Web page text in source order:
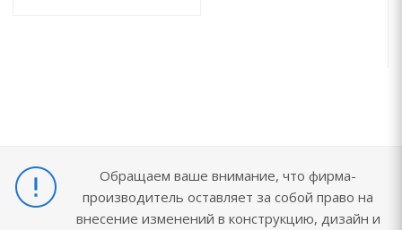
Обращаем ваше внимание, что фирма-
производитель оставляет за собой право на
внесение изменений в конструкцию, дизайн и